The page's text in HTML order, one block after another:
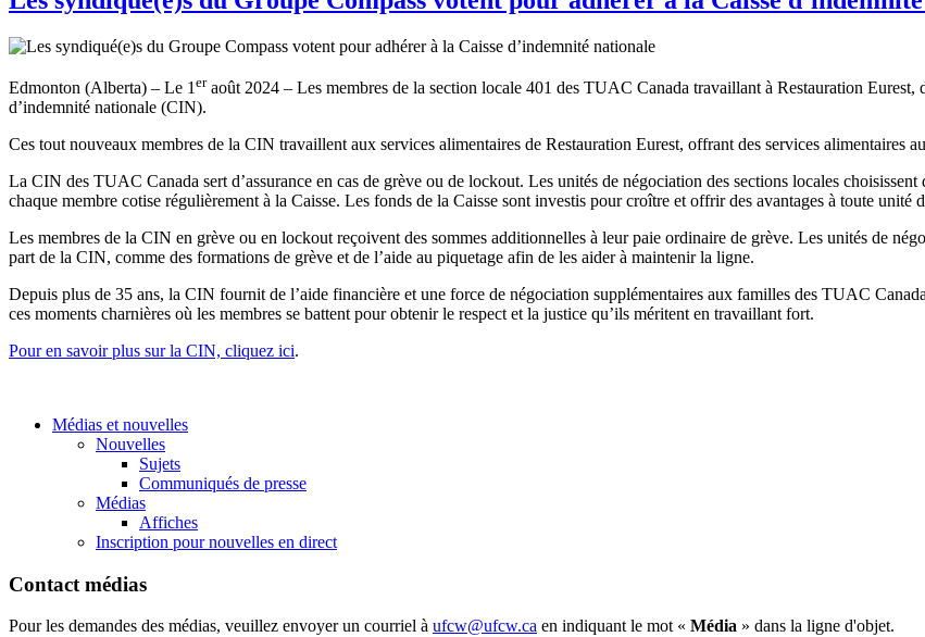
Edmonton (Alberta) – Le 1 eraoût 2024 – Les membres de la section locale 401 des TUAC Canada travaillant à Restauration
d’indemnité nationale (CIN).
Ces tout nouveaux membres de la CIN travaillent aux services alimentaires de Restauration Eurest, offrant des services alimentaires
La CIN des TUAC Canada sert d’assurance en cas de grève ou de lockout. Les unités de négociation des sections locales
chaque membre cotise régulièrement à la Caisse. Les fonds de la Caisse sont investis pour croître et offrir des avantages à toute unité
Les membres de la CIN en grève ou en lockout reçoivent des sommes additionnelles à leur paie ordinaire de grève. Les unités de
part de la CIN, comme des formations de grève et de l’aide au piquetage afin de les aider à maintenir la ligne.
Depuis plus de 35 ans, la CIN fournit de l’aide financière et une force de négociation supplémentaires aux familles des TUAC
ces moments charnières où les membres se battent pour obtenir le respect et la justice qu’ils méritent en travaillant fort.
Pour en savoir plus sur la CIN, cliquez ici.
Médias et nouvelles
Nouvelles
Sujets
Communiqués de presse
Médias
Affiches
Inscription pour nouvelles en direct
Contact médias
Pour les demandes des médias, veuillez envoyer un courriel à ufcw@ufcw.ca en indiquant le mot « Média » dans la ligne d'objet.